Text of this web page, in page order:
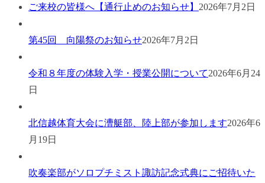
ご来校の皆様へ【通行止めのお知らせ】 2026年7月2日
第45回 向陽祭のお知らせ2026年7月2日
令和８年度の体験入学・授業公開について2026年6月24
日
北信越体育大会に漕艇部、陸上部が参加します2026年6
月19日
吹奏楽部がソロプチミスト諏訪記念式典にご招待いた